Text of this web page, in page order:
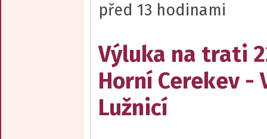
před 13 hodinami
Výluka na trati
Horní Cerekev -
Lužnicí